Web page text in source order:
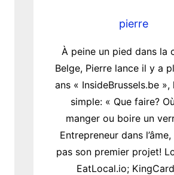
pierre
À peine un pied dans la
Belge, Pierre lance il y a
ans « InsideBrussels.be »,
simple: « Que faire?
manger ou boire un
Entrepreneur dans l’âme,
pas son premier projet!
EatLocal.io;